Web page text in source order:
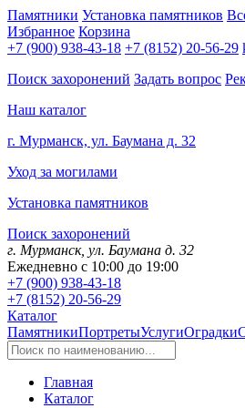
Памятники Установка памятников
Избранное Корзина
+7 (900) 938-43-18 +7 (8152) 20-56-29
Поиск захоронений Задать вопрос
Наш каталог
г. Мурманск, ул. Баумана д. 32
Уход за могилами
Установка памятников
Поиск захоронений
г. Мурманск, ул. Баумана д. 32
Ежедневно с 10:00 до 19:00
+7 (900) 938-43-18
+7 (8152) 20-56-29
Каталог
ПамятникиПортретыУслугиОградки
Главная
Каталог